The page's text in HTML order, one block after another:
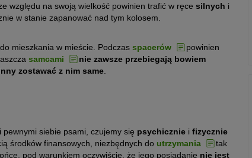
względu na swoją wielkość powinien trafić w ręce silnych i
w stanie zapanować nad tym kolosem.
mieszkania w mieście. Podczas spacerów
powinien
samcami
nie zawsze przebiegają bowiem
zostawać z nim same
siebie psami, czujemy się psychicznie i fizycznie
środków finansowych, niezbędnych do utrzymania
tak
pod warunkiem oczywiście, że jego posiadanie nie jest